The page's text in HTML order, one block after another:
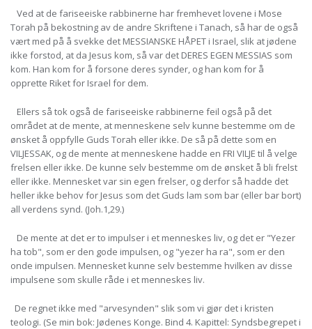
Ved at de fariseeiske rabbinerne har fremhevet lovene i Mose
Torah på bekostning av de andre Skriftene i Tanach, så har de også
vært med på å svekke det MESSIANSKE HÅPET i Israel, slik at jødene
ikke forstod, at da Jesus kom, så var det DERES EGEN MESSIAS som
kom. Han kom for å forsone deres synder, og han kom for å
opprette Riket for Israel for dem.
Ellers så tok også de fariseeiske rabbinerne feil også på det
området at de mente, at menneskene selv kunne bestemme om de
ønsket å oppfylle Guds Torah eller ikke. De så på dette som en
VILJESSAK, og de mente at menneskene hadde en FRI VILJE til å velge
frelsen eller ikke. De kunne selv bestemme om de ønsket å bli frelst
eller ikke. Mennesket var sin egen frelser, og derfor så hadde det
heller ikke behov for Jesus som det Guds lam som bar (eller bar bort)
all verdens synd. (Joh.1,29.)
De mente at det er to impulser i et menneskes liv, og det er "Yezer
ha tob", som er den gode impulsen, og "yezer ha ra", som er den
onde impulsen. Mennesket kunne selv bestemme hvilken av disse
impulsene som skulle råde i et menneskes liv.
De regnet ikke med "arvesynden" slik som vi gjør det i kristen
teologi. (Se min bok: Jødenes Konge. Bind 4. Kapittel: Syndsbegrepet i